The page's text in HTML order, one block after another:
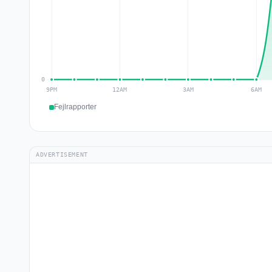
Fejlrapporter
ADVERTISEMENT